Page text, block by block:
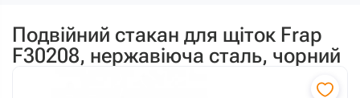
Подвійний стакан для щіток Frap
F30208, нержавіюча сталь, чорний